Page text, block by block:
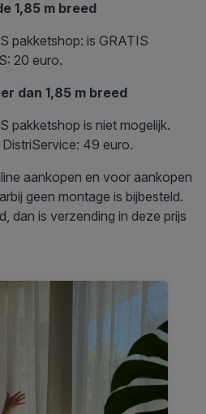
1,85 m breed
pakketshop: is GRATIS
20 euro.
dan 1,85 m breed
pakketshop is niet mogelijk.
49 euro.
aankopen en voor aankopen
geen montage is bijbesteld.
dan is verzending in deze prijs